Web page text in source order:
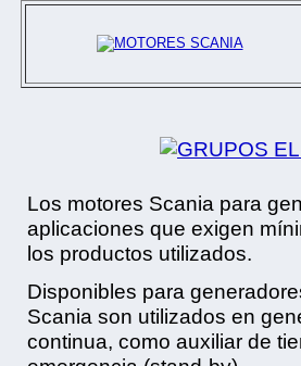
Los motores Scania para
aplicaciones que exigen
los productos utilizados.
Disponibles para
Scania son utilizados en
continua, como auxiliar de